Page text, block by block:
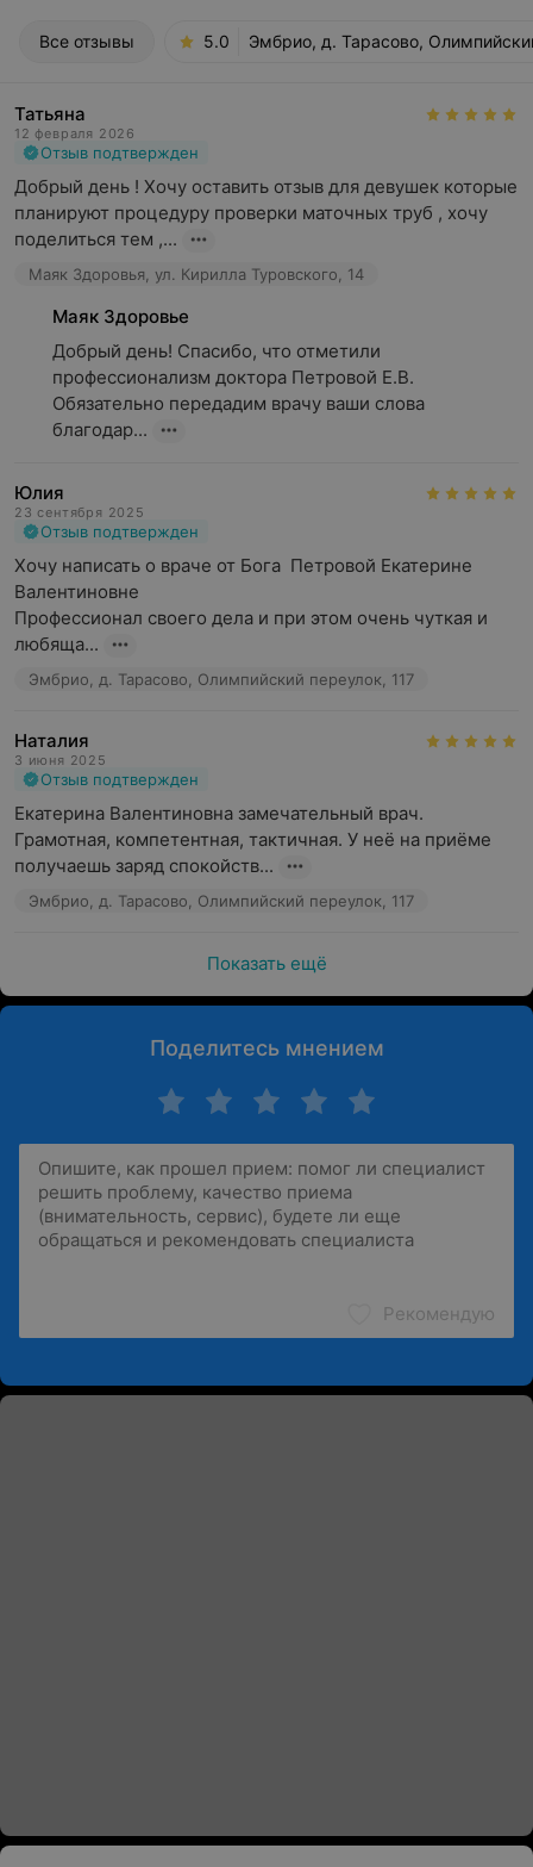
Все отзывы 5.0 Эмбрио, д. Тарасово,
Татьяна
12 февраля 2026
Отзыв подтвержден
Добрый день ! Хочу оставить отзыв для девушек которые
планируют процедуру проверки маточных труб , хочу
поделиться тем ,...
Маяк Здоровья, ул. Кирилла Туровского, 14
Маяк Здоровье
Добрый день! Спасибо, что отметили
профессионализм доктора Петровой Е.В.
Обязательно передадим врачу ваши слова
благодар...
Юлия
23 сентября 2025
Отзыв подтвержден
Хочу написать о враче от Бога  Петровой Екатерине
Валентиновне
Профессионал своего дела и при этом очень чуткая и
любяща...
Эмбрио, д. Тарасово, Олимпийский переулок, 117
Наталия
3 июня 2025
Отзыв подтвержден
Екатерина Валентиновна замечательный врач.
Грамотная, компетентная, тактичная. У неё на приёме
получаешь заряд спокойств...
Эмбрио, д. Тарасово, Олимпийский переулок, 117
Показать ещё
Поделитесь мнением
Рекомендую